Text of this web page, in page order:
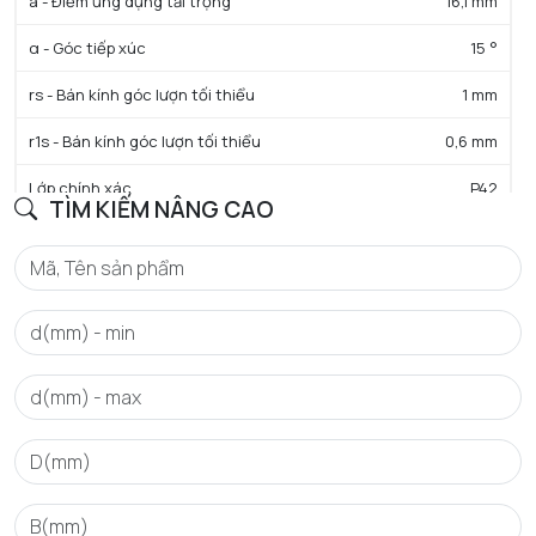
TÌM KIẾM NÂNG CAO
α - Góc tiếp xúc 15 °
rs - Bán kính góc lượn tối thiểu 1 mm
r1s - Bán kính góc lượn tối thiểu 0,6 mm
Lớp chính xác P42
HIỆU SUẤT SẢN PHẨM
C - Tải trọng động cơ bản danh định
C0 - Tải trọng tĩnh cơ bản danh định 20,4 kN
N lim - Tốc độ giới hạn bôi trơn dầu
N lim - Tốc độ giới hạn bôi trơn mỡ